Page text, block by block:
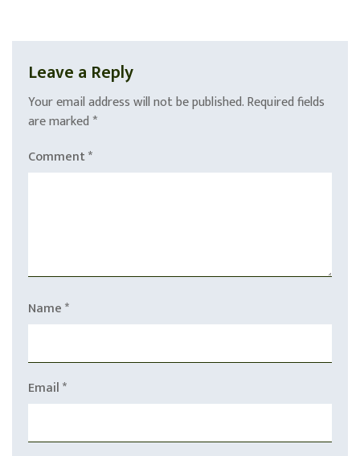
Leave a Reply
Your email address will not be published.Required fields
are marked *
Comment*
Name*
Email*